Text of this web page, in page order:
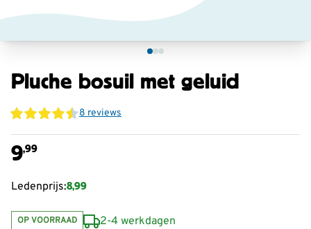
Pluche bosuil met geluid
8 reviews
9,99
Ledenprijs:8,99
OP VOORRAAD 2-4 werkdagen